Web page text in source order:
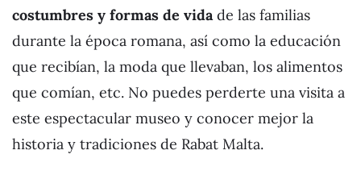
costumbres y formas de vidade las familias
durante la época romana, así como la educación
que recibían, la moda que llevaban, los alimentos
que comían, etc. No puedes perderte una visita a
este espectacular museo y conocer mejor la
historia y tradiciones de Rabat Malta.